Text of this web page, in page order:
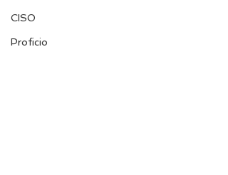
CISO
Proficio